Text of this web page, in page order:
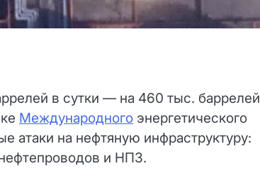
в сутки — на 460 тыс. баррелей
Международного энергетического
атаки на нефтяную инфраструктуру:
и НПЗ.